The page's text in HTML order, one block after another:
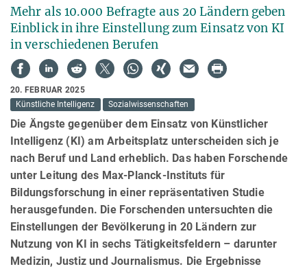
Mehr als 10.000 Befragte aus 20 Ländern geben
Einblick in ihre Einstellung zum Einsatz von KI
in verschiedenen Berufen
20. FEBRUAR 2025
Künstliche Intelligenz
Sozialwissenschaften
Die Ängste gegenüber dem Einsatz von Künstlicher
Intelligenz (KI) am Arbeitsplatz unterscheiden sich je
nach Beruf und Land erheblich. Das haben Forschende
unter Leitung des Max-Planck-Instituts für
Bildungsforschung in einer repräsentativen Studie
herausgefunden. Die Forschenden untersuchten die
Einstellungen der Bevölkerung in 20 Ländern zur
Nutzung von KI in sechs Tätigkeitsfeldern – darunter
Medizin, Justiz und Journalismus. Die Ergebnisse